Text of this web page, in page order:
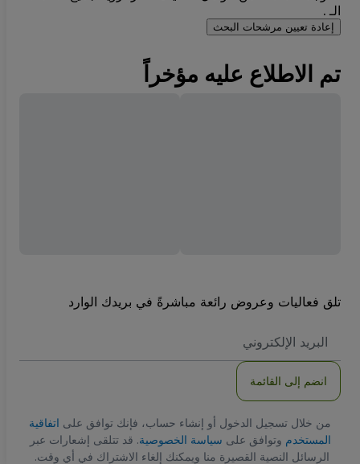
الـ .
إعادة تعيين مرشحات البحث
تم الاطلاع عليه مؤخراً
تلق فعاليات وعروض رائعة مباشرةً في بريدك الوارد
الاكتروني
انضم إلى القائمة
من خلال تسجيل الدخول أو إنشاء حساب، فإنك توافق على اتفاقية
المستخدم وتوافق على سياسة الخصوصية. قد تتلقى إشعارات عبر
الرسائل النصية القصيرة منا ويمكنك إلغاء الاشتراك في أي وقت.